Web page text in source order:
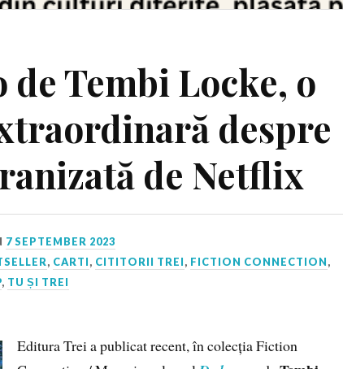
de Tembi Locke, o
despre
de Netflix
7 SEPTEMBER 2023
, CARTI, CITITORII TREI, FICTION CONNECTION,
, TU ȘI TREI
Editura Trei a publicat recent, în colecția Fiction